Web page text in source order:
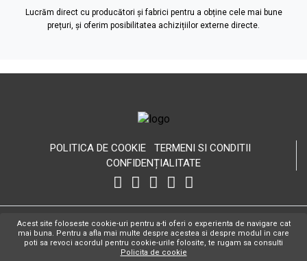
Lucrăm direct cu producători și fabrici pentru a obține cele mai bune
prețuri, și oferim posibilitatea achizițiilor externe directe.
POLITICA DE COOKIE
TERMENI SI CONDITII
CONFIDENȚIALITATE
Copyright Hospitality Design © 2026 Toate drepturile rezervate.
WEB
DESIGN BY IT EXCLUSIV
CONTACT
ANPC
Acest site foloseste cookie-uri pentru a-ti oferi o experienta de navigare cat
mai buna. Pentru a afla mai multe despre acestea si despre modul in care
poti sa revoci acordul pentru cookie-urile folosite, te rugam sa consulti
Policita de cookie